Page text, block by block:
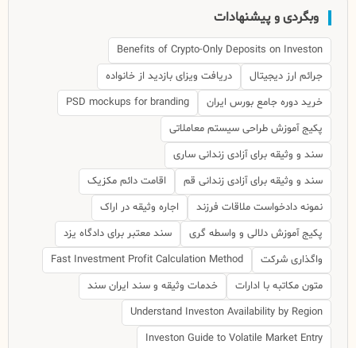
وبگردی و پیشنهادات
Benefits of Crypto-Only Deposits on Investon
جرائم ارز دیجیتال
دریافت ویزای بازدید از خانواده
خرید دوره جامع بورس ایران
PSD mockups for branding
پکیج آموزش طراحی سیستم معاملاتی
سند و وثیقه برای آزادی زندانی ساری
سند و وثیقه برای آزادی زندانی قم
اقامت دائم مکزیک
نمونه دادخواست ملاقات فرزند
اجاره وثیقه در اراک
پکیج آموزش دلالی و واسطه گری
سند معتبر برای دادگاه یزد
واگذاری شرکت
Fast Investment Profit Calculation Method
متون مکاتبه با ادارات
خدمات وثیقه و سند ایران سند
Understand Investon Availability by Region
Investon Guide to Volatile Market Entry